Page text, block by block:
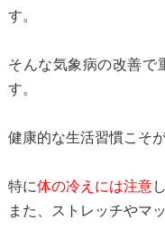
す。
そんな気象病の改善で
す。
健康的な生活習慣こそ
特に体の冷えには注意
また、ストレッチやマ